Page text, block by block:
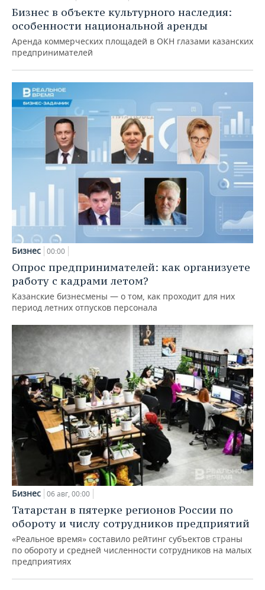
Бизнес в объекте культурного наследия:
особенности национальной аренды
Аренда коммерческих площадей в ОКН глазами казанских
предпринимателей
Бизнес 00:00
Опрос предпринимателей: как организуете
работу с кадрами летом?
Казанские бизнесмены — о том, как проходит для них
период летних отпусков персонала
Бизнес 06 авг, 00:00
Татарстан в пятерке регионов России по
обороту и числу сотрудников предприятий
«Реальное время» составило рейтинг субъектов страны
по обороту и средней численности сотрудников на малых
предприятиях